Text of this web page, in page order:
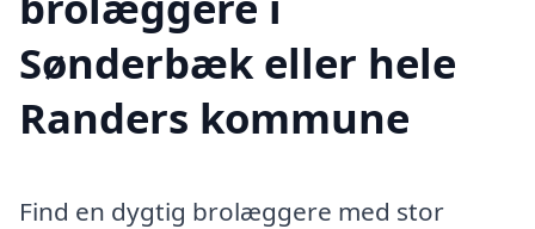
Sønderbæk eller hele
Randers kommune
Find en dygtig brolæggere med stor